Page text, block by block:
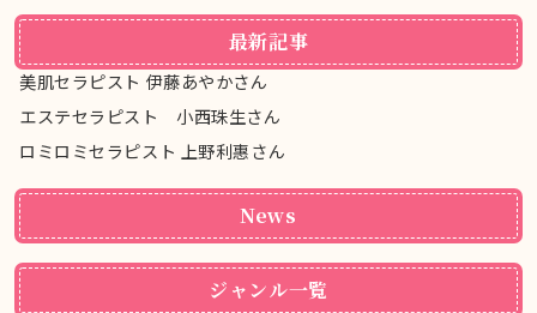
最新記事
美肌セラピスト 伊藤あやかさん
エステセラピスト 小西珠生さん
ロミロミセラピスト 上野利惠さん
News
ジャンル一覧